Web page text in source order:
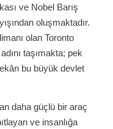
ve Nobel Barış
oluşmaktadır.
olan Toronto
taşımakta; pek
bu büyük devlet
daha güçlü bir araç
ve insanlığa